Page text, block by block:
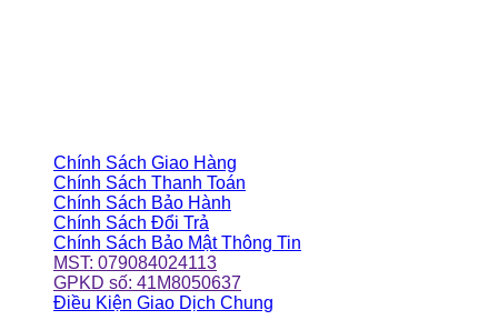
Chính Sách Giao Hàng
Chính Sách Thanh Toán
Chính Sách Bảo Hành
Chính Sách Đổi Trả
Chính Sách Bảo Mật Thông Tin
MST: 079084024113
GPKD số: 41M8050637
Điều Kiện Giao Dịch Chung